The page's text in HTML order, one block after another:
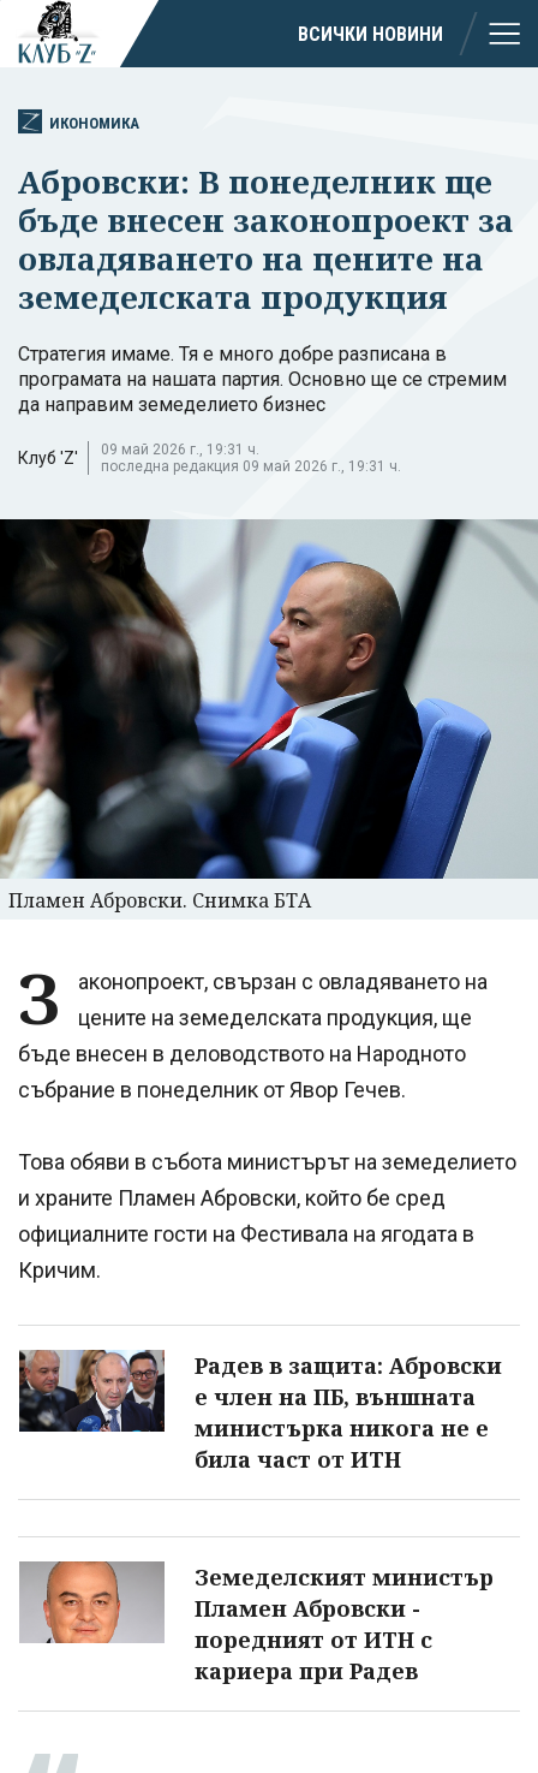
ВСИЧКИ НОВИНИ
ИКОНОМИКА
Абровски: В понеделник ще
бъде внесен законопроект за
овладяването на цените на
земеделската продукция
Стратегия имаме. Тя е много добре разписана в
програмата на нашата партия. Основно ще се стремим
да направим земеделието бизнес
Клуб 'Z'
09 май 2026 г., 19:31 ч.
последна редакция 09 май 2026 г., 19:31 ч.
Пламен Абровски. Снимка БТА
З
аконопроект, свързан с овладяването на
цените на земеделската продукция, ще
бъде внесен в деловодството на Народното
събрание в понеделник от Явор Гечев.
Това обяви в събота министърът на земеделието
и храните Пламен Абровски, който бе сред
официалните гости на Фестивала на ягодата в
Кричим.
Радев в защита: Абровски
е член на ПБ, външната
министърка никога не е
била част от ИТН
Земеделският министър
Пламен Абровски -
поредният от ИТН с
кариера при Радев